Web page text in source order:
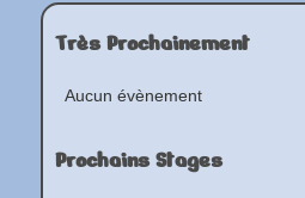
Très Prochainement
Aucun évènement
Prochains Stages